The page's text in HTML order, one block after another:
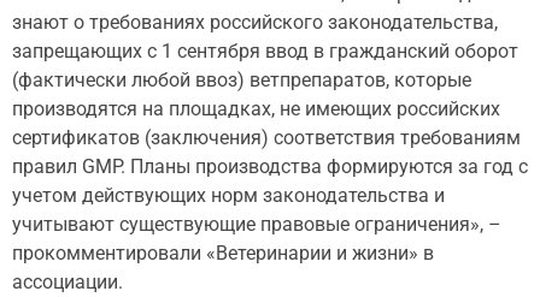
знают о требованиях российского законодательства,
запрещающих с 1 сентября ввод в гражданский оборот
(фактически любой ввоз) ветпрепаратов, которые
производятся на площадках, не имеющих российских
сертификатов (заключения) соответствия требованиям
правил GMP. Планы производства формируются за год с
учетом действующих норм законодательства и
учитывают существующие правовые ограничения», –
прокомментировали «Ветеринарии и жизни» в
ассоциации.